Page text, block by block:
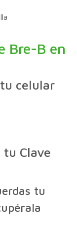
Bre-B en
celular
tu Clave
tu